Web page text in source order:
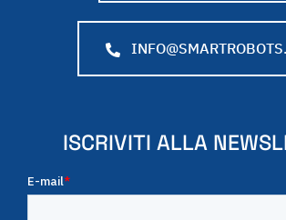
ISCRIVITI ALLA